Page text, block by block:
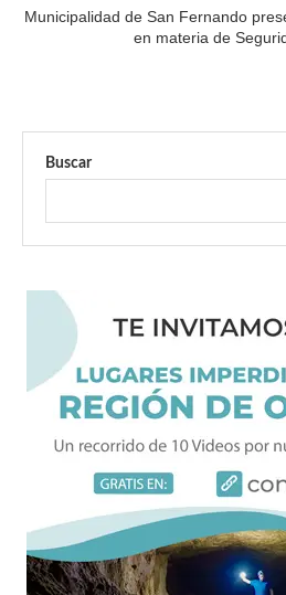
Municipalidad de San Fernando
en materia de
Buscar